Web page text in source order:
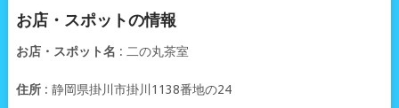
お店・スポットの情報
お店・スポット名 : 二の丸茶室
住所: 静岡県掛川市掛川1138番地の24